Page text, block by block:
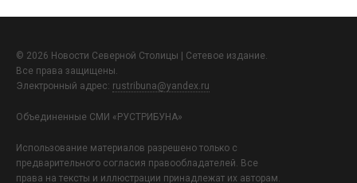
© 2026 Новости Северной Столицы | Сетевое издание.
Все права защищены.
Электронный адрес: rustribuna@yandex.ru
Объединенные СМИ «РУСТРИБУНА»
Использование материалов разрешено только с
предварительного согласия правообладателей. Все
права на тексты и иллюстрации принадлежат их авторам.